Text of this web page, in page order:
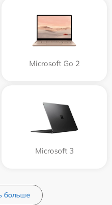
Microsoft Go 2
Microsoft 3
больше